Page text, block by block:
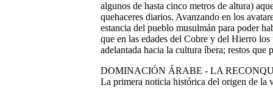
algunos de hasta cinco metros de altura)
quehaceres diarios. Avanzando en los
estancia del pueblo musulmán para poder
que en las edades del Cobre y del Hierro
adelantada hacia la cultura íbera; restos
DOMINACIÓN ÁRABE - LA
La primera noticia histórica del origen de